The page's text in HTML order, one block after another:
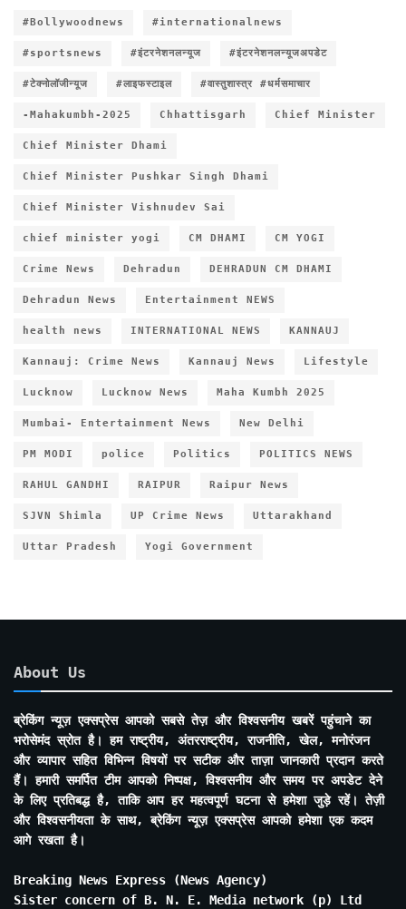
#Bollywoodnews #internationalnews
#sportsnews #इंटरनेशनलन्यूज #इंटरनेशनलन्यूजअपडेट
#टेक्नोलॉजीन्यूज #लाइफस्टाइल #वास्तुशास्त्र #धर्मसमाचार
-Mahakumbh-2025 Chhattisgarh Chief Minister
Chief Minister Dhami
Chief Minister Pushkar Singh Dhami
Chief Minister Vishnudev Sai
chief minister yogi CM DHAMI CM YOGI
Crime News Dehradun DEHRADUN CM DHAMI
Dehradun News Entertainment NEWS
health news INTERNATIONAL NEWS KANNAUJ
Kannauj: Crime News Kannauj News Lifestyle
Lucknow Lucknow News Maha Kumbh 2025
Mumbai- Entertainment News New Delhi
PM MODI police Politics POLITICS NEWS
RAHUL GANDHI RAIPUR Raipur News
SJVN Shimla UP Crime News Uttarakhand
Uttar Pradesh Yogi Government
About Us
ब्रेकिंग न्यूज़ एक्सप्रेस आपको सबसे तेज़ और विश्वसनीय खबरें पहुंचाने का
भरोसेमंद स्रोत है। हम राष्ट्रीय, अंतरराष्ट्रीय, राजनीति, खेल, मनोरंजन
और व्यापार सहित विभिन्न विषयों पर सटीक और ताज़ा जानकारी प्रदान करते
हैं। हमारी समर्पित टीम आपको निष्पक्ष, विश्वसनीय और समय पर अपडेट देने
के लिए प्रतिबद्ध है, ताकि आप हर महत्वपूर्ण घटना से हमेशा जुड़े रहें। तेज़ी
और विश्वसनीयता के साथ, ब्रेकिंग न्यूज़ एक्सप्रेस आपको हमेशा एक कदम
आगे रखता है।
Breaking News Express (News Agency)
Sister concern of B. N. E. Media network (p) Ltd